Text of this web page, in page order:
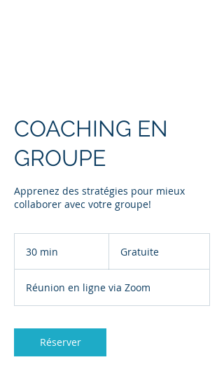
COACHING EN
GROUPE
Apprenez des stratégies pour mieux
collaborer avec votre groupe!
30 min
i
n
Gratuite
Réunion en ligne via Zoom
Réserver